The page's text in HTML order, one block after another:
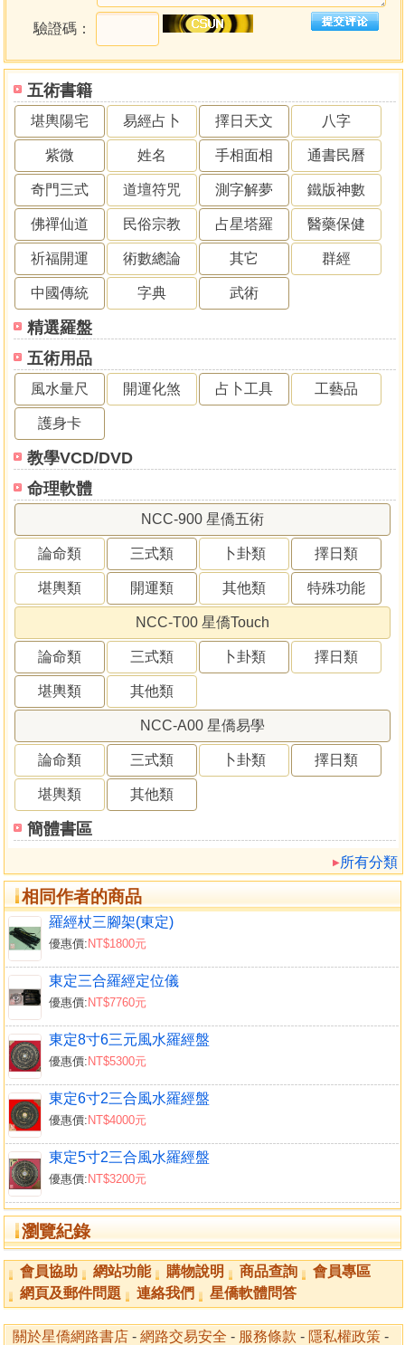
五術書籍
堪輿陽宅 易經占卜 擇日天文 八字
紫微 姓名 手相面相 通書民曆
奇門三式 道壇符咒 測字解夢 鐵版神數
佛禪仙道 民俗宗教 占星塔羅 醫藥保健
祈福開運 術數總論 其它 群經
中國傳統 字典 武術
精選羅盤
五術用品
風水量尺 開運化煞 占卜工具 工藝品
護身卡
教學VCD/DVD
命理軟體
NCC-900 星僑五術
論命類 三式類 卜卦類 擇日類
堪輿類 開運類 其他類 特殊功能
NCC-T00 星僑Touch
論命類 三式類 卜卦類 擇日類
堪輿類 其他類
NCC-A00 星僑易學
論命類 三式類 卜卦類 擇日類
堪輿類 其他類
簡體書區
所有分類
相同作者的商品
羅經杖三腳架(東定)
優惠價:NT$1800元
東定三合羅經定位儀
優惠價:NT$7760元
東定8寸6三元風水羅經盤
優惠價:NT$5300元
東定6寸2三合風水羅經盤
優惠價:NT$4000元
東定5寸2三合風水羅經盤
優惠價:NT$3200元
瀏覽紀錄
驗證碼：
會員協助 網站功能 購物說明 商品查詢
會員專區
網頁及郵件問題
連絡我們 星僑軟體問答
關於星僑網路書店 - 網路交易安全 - 服務條款 - 隱私權政策 -